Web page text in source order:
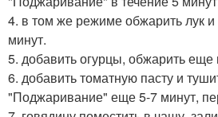
4. в том же режиме обжарить лук
минут.
5. добавить огурцы, обжарить еще
6. добавить томатную пасту и
"Поджаривание" еще 5-7 минут,